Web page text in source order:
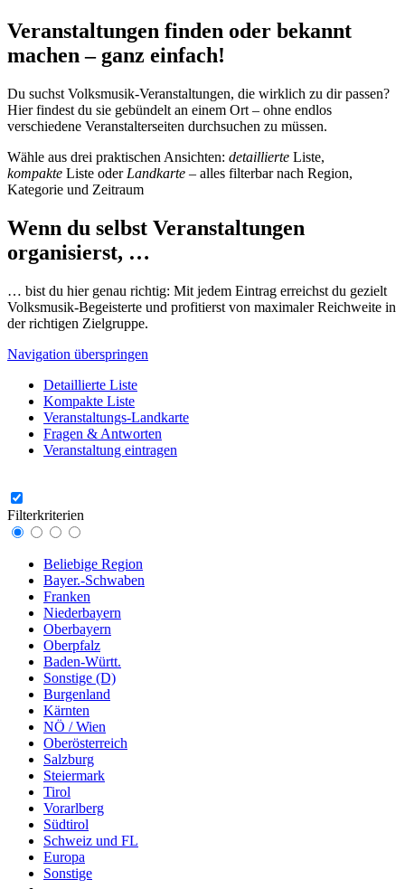
Veranstaltungen finden oder bekannt
machen – ganz einfach!
Du suchst Volksmusik-Veranstaltungen, die wirklich zu dir passen?
Hier findest du sie gebündelt an einem Ort – ohne endlos
verschiedene Veranstalterseiten durchsuchen zu müssen.
Wähle aus drei praktischen Ansichten: detaillierte Liste,
kompakte Liste oder Landkarte – alles filterbar nach Region,
Kategorie und Zeitraum
Wenn du selbst Veranstaltungen
organisierst, …
… bist du hier genau richtig: Mit jedem Eintrag erreichst du gezielt
Volksmusik-Begeisterte und profitierst von maximaler Reichweite in
der richtigen Zielgruppe.
Navigation überspringen
Detaillierte Liste
Kompakte Liste
Veranstaltungs-Landkarte
Fragen & Antworten
Veranstaltung eintragen
Filterkriterien
Beliebige Region
Bayer.-Schwaben
Franken
Niederbayern
Oberbayern
Oberpfalz
Baden-Württ.
Sonstige (D)
Burgenland
Kärnten
NÖ / Wien
Oberösterreich
Salzburg
Steiermark
Tirol
Vorarlberg
Südtirol
Schweiz und FL
Europa
Sonstige